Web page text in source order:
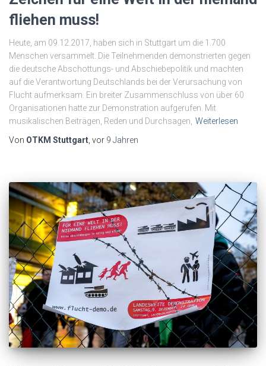
fliehen muss!
Heute, am 09.12.2017, haben sich in Stuttgart um die 1.700
Menschen versammelt. Die Teilnehmenden demonstrierten gegen
die deutsche Abschottungs- und Abschiebepolitik und machten
auf die Verantwortung Deutschlands bei der Verursachung von
Flucht aufmerksam. Ein breiter Zusammenschluss von über 60
Organisationen hatte zur Demonstration aufgerufen. Mit
musikalischen Beiträgen, Reden und Durchsagen, Weiterlesen
Von OTKM Stuttgart , vor 9 Jahren